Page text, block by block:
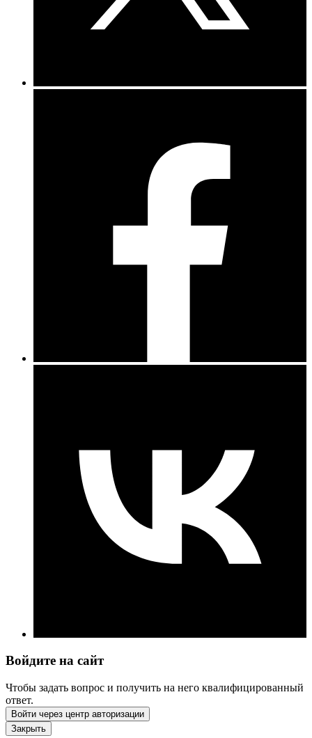
Войдите на сайт
Чтобы задать вопрос и получить на него квалифицированный
ответ.
Войти через центр авторизации
Закрыть